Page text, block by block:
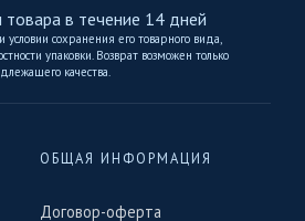
в течение 14 дней
сохранения его товарного вида,
упаковки. Возврат возможен только
качества.
ОБЩАЯ ИНФОРМАЦИЯ
Договор-оферта